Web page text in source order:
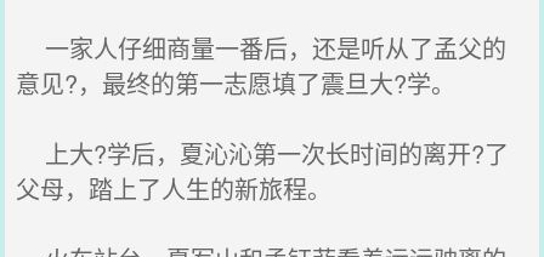
一家人仔细商量一番后，还是听从了孟父的
意见?，最终的第一志愿填了震旦大?学。
上大?学后，夏沁沁第一次长时间的离开?了
父母，踏上了人生的新旅程。